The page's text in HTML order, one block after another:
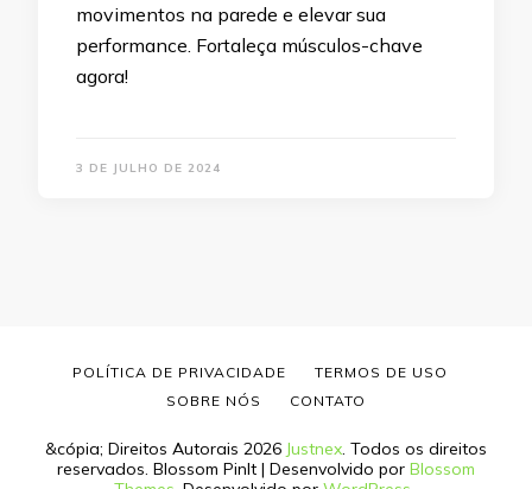
movimentos na parede e elevar sua
performance. Fortaleça músculos-chave
agora!
3 DE JULHO DE 2024
&cópia; Direitos Autorais 2026 Justnex. Todos os direitos
reservados. Blossom PinIt | Desenvolvido por Blossom
POLÍTICA DE PRIVACIDADE
TERMOS DE USO
SOBRE NÓS
CONTATO